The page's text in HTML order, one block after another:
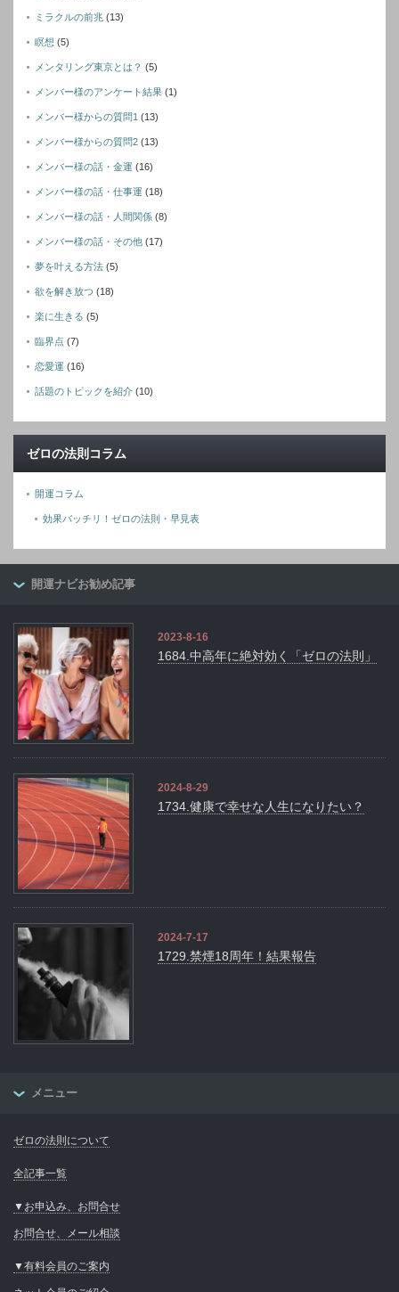
ミラクルの前兆 (13)
瞑想 (5)
メンタリング東京とは？ (5)
メンバー様のアンケート結果 (1)
メンバー様からの質問1 (13)
メンバー様からの質問2 (13)
メンバー様の話・金運 (16)
メンバー様の話・仕事運 (18)
メンバー様の話・人間関係 (8)
メンバー様の話・その他 (17)
夢を叶える方法 (5)
欲を解き放つ (18)
楽に生きる (5)
臨界点 (7)
恋愛運 (16)
話題のトピックを紹介 (10)
ゼロの法則コラム
開運コラム
効果バッチリ！ゼロの法則・早見表
開運ナビお勧め記事
2023-8-16
1684.中高年に絶対効く「ゼロの法則」
2024-8-29
1734.健康で幸せな人生になりたい？
2024-7-17
1729.禁煙18周年！結果報告
メニュー
ゼロの法則について
全記事一覧
▼お申込み、お問合せ
お問合せ、メール相談
▼有料会員のご案内